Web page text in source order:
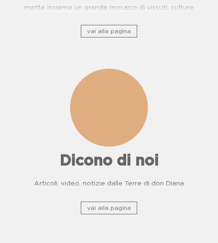
mette insieme un grande mosaico di vissuti, culture
vai alla pagina
Dicono di noi
Articoli, video, notizie dalle Terre di don Diana
vai alla pagina